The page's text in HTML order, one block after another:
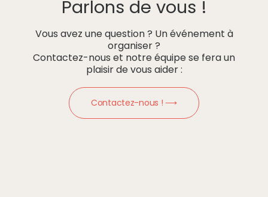
Parlons de vous !
Vous avez une question ? Un événement à
organiser ?
Contactez-nous et notre équipe se fera un
plaisir de vous aider :
Contactez-nous ! ⟶